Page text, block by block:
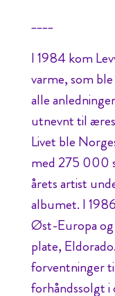
____
I 1984 kom
varme, som
alle
utnevnt til
Livet ble
med 275 000
årets artist
albumet. I
Øst-Europa og
plate,
forventninger
forhåndssolgt